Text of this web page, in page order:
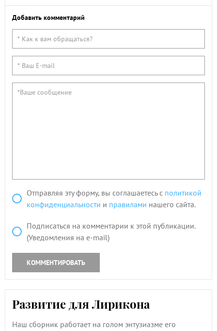
Добавить комментарий
Отправляя эту форму, вы соглашаетесь с политикой
конфиденциальности и правилами нашего сайта.
Подписаться на комментарии к этой публикации.
(Уведомления на e-mail)
КОММЕНТИРОВАТЬ
Развитие для Лирикона
Наш сборник работает на голом энтузиазме его